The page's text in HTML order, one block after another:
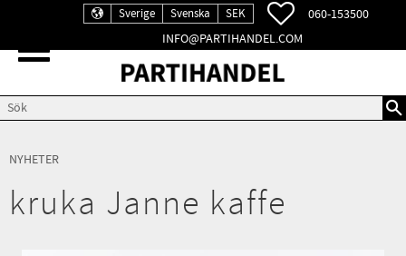
Sverige Svenska SEK FAVORITER
060-153500
INFO@PARTIHANDEL.COM
NYHETER
kruka Janne kaffe